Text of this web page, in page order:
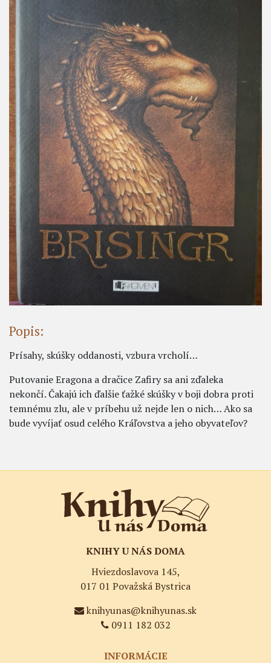
Popis:
Prísahy, skúšky oddanosti, vzbura vrcholí…
Putovanie Eragona a dračice Zafiry sa ani zďaleka
nekončí. Čakajú ich ďalšie ťažké skúšky v boji dobra proti
temnému zlu, ale v príbehu už nejde len o nich… Ako sa
bude vyvíjať osud celého Kráľovstva a jeho obyvateľov?
KNIHY U NÁS DOMA
Hviezdoslavova 145,
017 01 Považská Bystrica
knihyunas@knihyunas.sk
0911 182 032
INFORMÁCIE